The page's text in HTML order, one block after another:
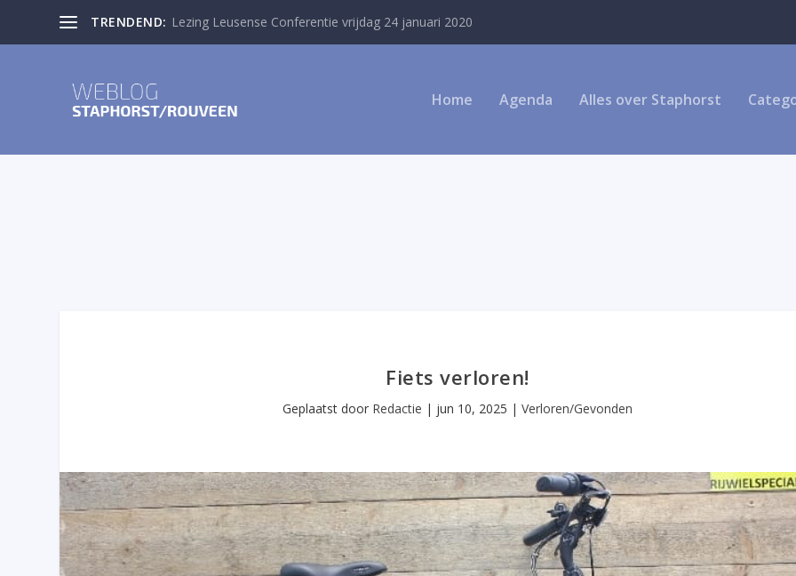
TRENDEND: Lezing Leusense Conferentie vrijdag 24 januari 2020
Home Agenda Alles over Staphorst
Fiets verloren!
Geplaatst door Redactie | jun 10, 2025 | Verloren/Gevonden